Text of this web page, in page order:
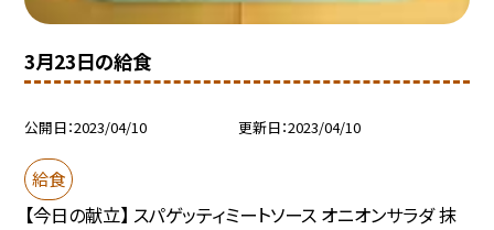
3月23日の給食
公開日 2023/04/10 更新日 2023/04/10
給食
【今日の献立】 スパゲッティミートソース オニオンサラダ 抹